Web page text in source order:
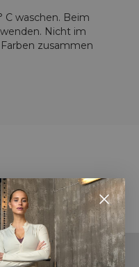
C waschen. Beim
Nicht im
zusammen